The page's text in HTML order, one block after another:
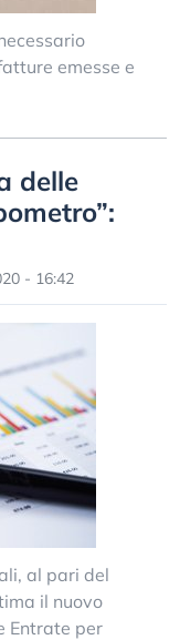
emesse e
delle
- 16:42
al pari del
il nuovo
Entrate per